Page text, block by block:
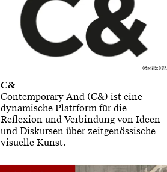
Grafik: C&
Grafik: C&
C&
Contemporary And (C&) ist eine
dynamische Plattform für die
Reflexion und Verbindung von Ideen
und Diskursen über zeitgenössische
visuelle Kunst.